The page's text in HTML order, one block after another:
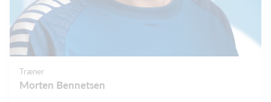
Træner
Morten Bennetsen